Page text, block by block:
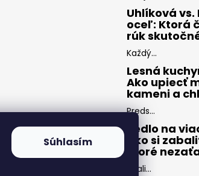
Súhlasím
Uhlíková vs.
oceľ: Ktorá
rúk
Každý...
Lesná
Ako upiecť
kameni a
Preds...
Jedlo na
Ako si
ktoré
Zbali...